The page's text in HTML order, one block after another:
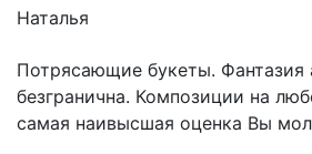
Наталья
Потрясающие букеты. Фантазия
безгранична. Композиции на
самая наивысшая оценка Вы